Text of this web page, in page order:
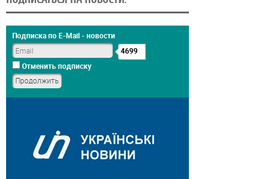
Подписка по E-Mail - новости
4699
Отменить подписку